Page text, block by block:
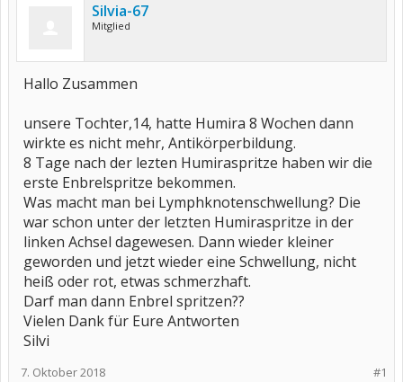
Silvia-67
Mitglied
Hallo Zusammen
unsere Tochter,14, hatte Humira 8 Wochen dann
wirkte es nicht mehr, Antikörperbildung.
8 Tage nach der lezten Humiraspritze haben wir die
erste Enbrelspritze bekommen.
Was macht man bei Lymphknotenschwellung? Die
war schon unter der letzten Humiraspritze in der
linken Achsel dagewesen. Dann wieder kleiner
geworden und jetzt wieder eine Schwellung, nicht
heiß oder rot, etwas schmerzhaft.
Darf man dann Enbrel spritzen??
Vielen Dank für Eure Antworten
Silvi
#1
7. Oktober 2018